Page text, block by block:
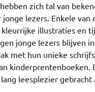
zich tal van
lezers. Enkele
illustraties en
jonge lezers blijven
met hun unieke
leesplezier